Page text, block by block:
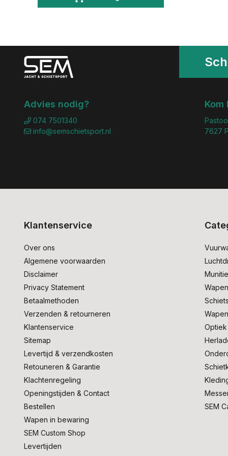
Advies nodig?
074 7501340
info@semschietsport.nl
Kom
7627
Klantenservice
Over ons
Algemene voorwaarden
Disclaimer
Privacy Statement
Betaalmethoden
Verzenden & retourneren
Klantenservice
Sitemap
Levertijd & verzendkosten
Retouneren & Garantie
Klachtenregeling
Openingstijden & Contact
Bestellen
Wapen in bewaring
SEM Custom Shop
Levertijden
Munitie
Optiek
SEM